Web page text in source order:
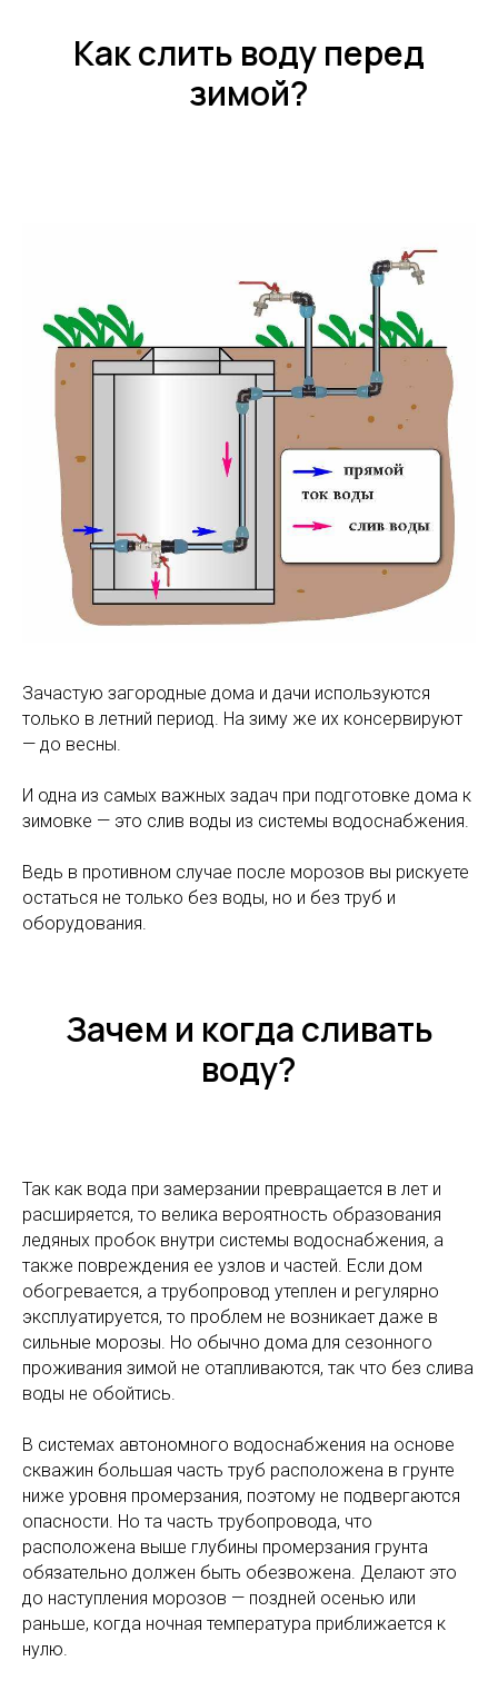
Как слить воду перед
зимой?
Зачастую загородные дома и дачи используются
только в летний период. На зиму же их консервируют
— до весны.
И одна из самых важных задач при подготовке дома к
зимовке — это слив воды из системы водоснабжения.
Ведь в противном случае после морозов вы рискуете
остаться не только без воды, но и без труб и
оборудования.
Зачем и когда сливать
воду?
Так как вода при замерзании превращается в лет и
расширяется, то велика вероятность образования
ледяных пробок внутри системы водоснабжения, а
также повреждения ее узлов и частей. Если дом
обогревается, а трубопровод утеплен и регулярно
эксплуатируется, то проблем не возникает даже в
сильные морозы. Но обычно дома для сезонного
проживания зимой не отапливаются, так что без слива
воды не обойтись.
В системах автономного водоснабжения на основе
скважин большая часть труб расположена в грунте
ниже уровня промерзания, поэтому не подвергаются
опасности. Но та часть трубопровода, что
расположена выше глубины промерзания грунта
обязательно должен быть обезвожена. Делают это
до наступления морозов — поздней осенью или
раньше, когда ночная температура приближается к
нулю.